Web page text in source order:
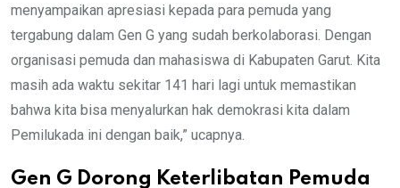
menyampaikan apresiasi kepada para pemuda yang
tergabung dalam Gen G yang sudah berkolaborasi. Dengan
organisasi pemuda dan mahasiswa di Kabupaten Garut. Kita
masih ada waktu sekitar 141 hari lagi untuk memastikan
bahwa kita bisa menyalurkan hak demokrasi kita dalam
Pemilukada ini dengan baik,” ucapnya.
Gen G Dorong Keterlibatan Pemuda